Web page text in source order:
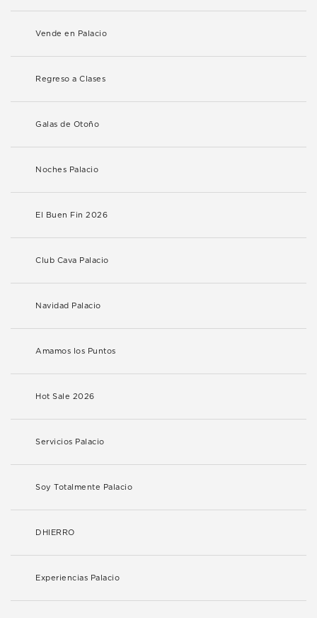
Vende en Palacio
Regreso a Clases
Galas de Otoño
Noches Palacio
El Buen Fin 2026
Club Cava Palacio
Navidad Palacio
Amamos los Puntos
Hot Sale 2026
Servicios Palacio
Soy Totalmente Palacio
DHIERRO
Experiencias Palacio